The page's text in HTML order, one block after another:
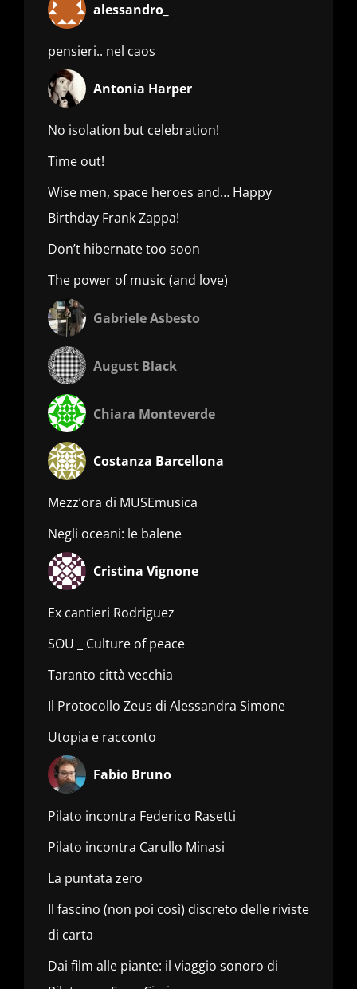
alessandro_
pensieri.. nel caos
Antonia Harper
No isolation but celebration!
Time out!
Wise men, space heroes and… Happy
Birthday Frank Zappa!
Don’t hibernate too soon
The power of music (and love)
Gabriele Asbesto
August Black
Chiara Monteverde
Costanza Barcellona
Mezz’ora di MUSEmusica
Negli oceani: le balene
Cristina Vignone
Ex cantieri Rodriguez
SOU _ Culture of peace
Taranto città vecchia
Il Protocollo Zeus di Alessandra Simone
Utopia e racconto
Fabio Bruno
Pilato incontra Federico Rasetti
Pilato incontra Carullo Minasi
La puntata zero
Il fascino (non poi così) discreto delle riviste
di carta
Dai film alle piante: il viaggio sonoro di